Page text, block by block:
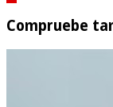
Compruebe